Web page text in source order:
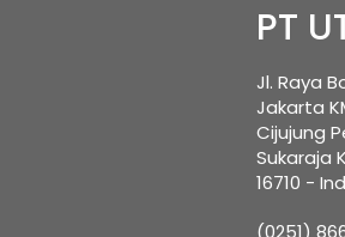
PT
Jl. Raya
Jakarta
Cijujung
Sukaraja
16710 -
(0251)